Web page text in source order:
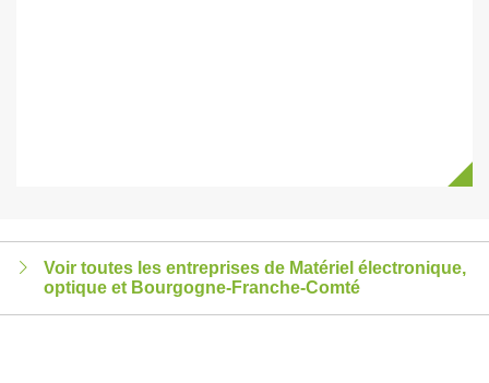
Voir toutes les entreprises de Matériel électronique,
optique et Bourgogne-Franche-Comté